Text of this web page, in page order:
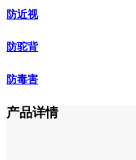
防近视
防驼背
防毒害
产品详情